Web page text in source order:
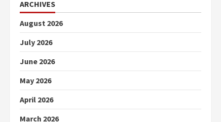
ARCHIVES
August 2026
July 2026
June 2026
May 2026
April 2026
March 2026